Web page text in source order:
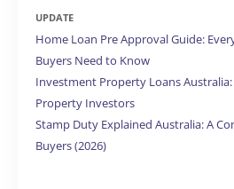
UPDATE
Home Loan Pre Approval Guide:
Buyers Need to Know
Investment Property Loans
Property Investors
Stamp Duty Explained Australia: A
Buyers (2026)